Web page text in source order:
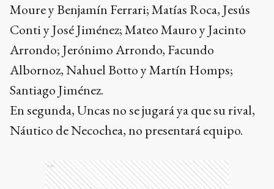
Moure y Benjamín Ferrari; Matías Roca, Jesús
Conti y José Jiménez; Mateo Mauro y Jacinto
Arrondo; Jerónimo Arrondo, Facundo
Albornoz, Nahuel Botto y Martín Homps;
Santiago Jiménez.
En segunda, Uncas no se jugará ya que su rival,
Náutico de Necochea, no presentará equipo.
Ads